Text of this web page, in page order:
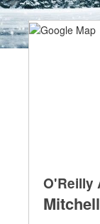
O'Reilly